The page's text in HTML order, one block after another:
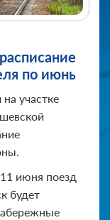
по июнь
участке
июня поезд
будет